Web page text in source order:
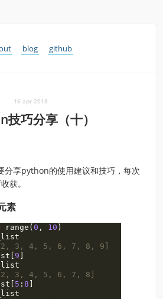
blog github
16 apr 2018
巧分享（十）
分享python的使用建议和技巧，每次
获。
素
range ( 0 , 10 )
9
5 : 8